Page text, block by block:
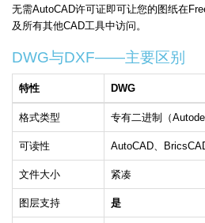
无需AutoCAD许可证即可让您的图纸在
及所有其他CAD工具中访问。
DWG与DXF——主要区别
特性 DWG
格式类型 专有二进制（
可读性 AutoCAD、
文件大小 紧凑
图层支持 是